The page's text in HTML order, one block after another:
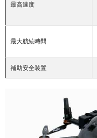
最高速度
最大航続時間
補助安全装置